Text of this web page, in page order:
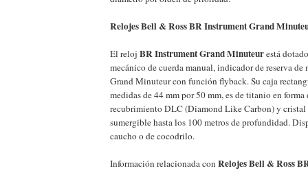
Relojes Bell & Ross BR Instrument Grand
El reloj BR Instrument Grand Minuteurestá
mecánico de cuerda manual, indicador de reserva de
Grand Minuteur con función flyback. Su caja
medidas de 44 mm por 50 mm, es de titanio en
recubrimiento DLC (Diamond Like Carbon) y cristal
sumergible hasta los 100 metros de profundidad.
caucho o de cocodrilo.
Información relacionada con Relojes Bell & Ross